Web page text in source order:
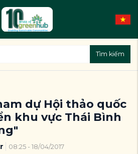
Tìm kiếm
dự Hội thảo quốc
khu vực Thái Bình
08:25 - 18/04/2017